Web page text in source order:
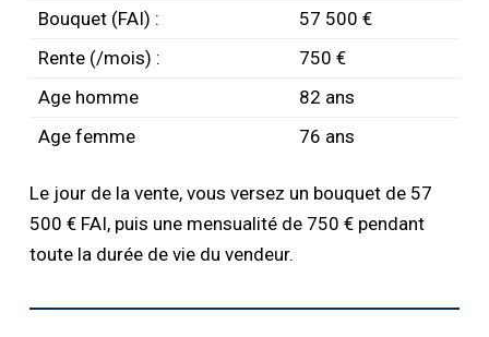
Bouquet (FAI) :
57 500 €
Rente (/mois) :
750 €
Age homme
82 ans
Age femme
76 ans
Le jour de la vente, vous versez un bouquet de 57
500 € FAI, puis une mensualité de 750 € pendant
toute la durée de vie du vendeur.